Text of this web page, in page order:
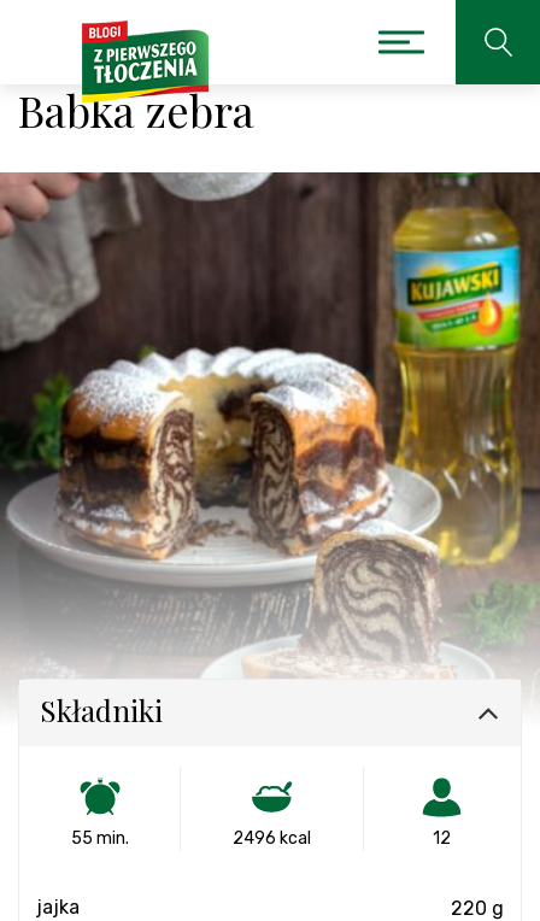
Babka zebra
Składniki
55 min. 2496 kcal 12
jajka 220 g